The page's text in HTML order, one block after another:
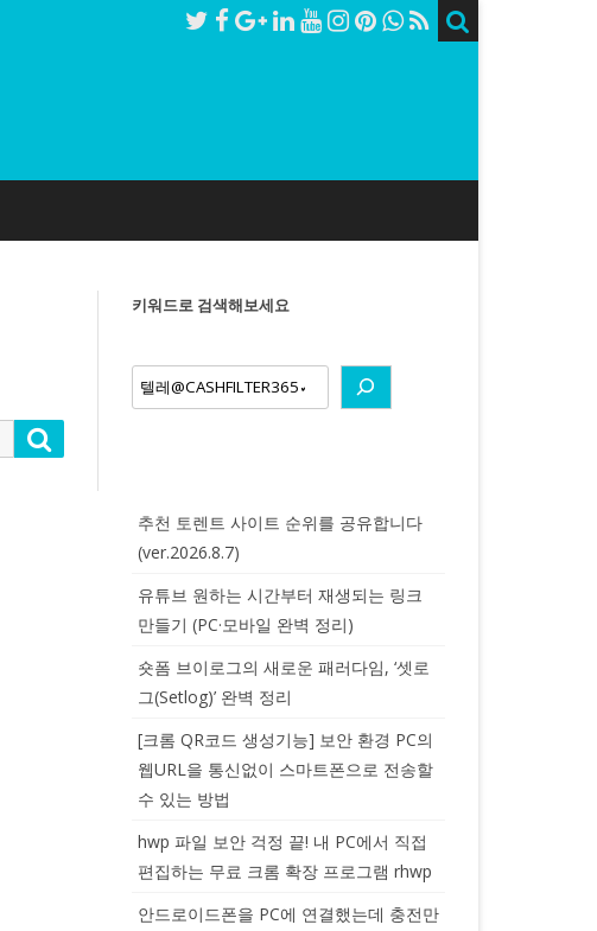
키워드로 검색해보세요
추천 토렌트 사이트 순위를 공유합니다
(ver.2026.8.7)
유튜브 원하는 시간부터 재생되는 링크
만들기 (PC·모바일 완벽 정리)
숏폼 브이로그의 새로운 패러다임, ‘셋로
그(Setlog)’ 완벽 정리
[크롬 QR코드 생성기능] 보안 환경 PC의
웹URL을 통신없이 스마트폰으로 전송할
수 있는 방법
hwp 파일 보안 걱정 끝! 내 PC에서 직접
편집하는 무료 크롬 확장 프로그램 rhwp
안드로이드폰을 PC에 연결했는데 충전만